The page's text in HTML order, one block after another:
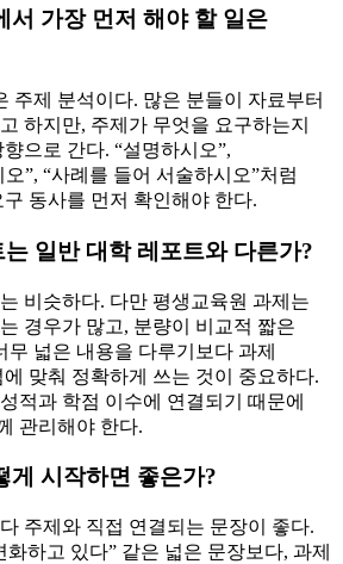
서 가장 먼저 해야 할 일은
주제 분석이다. 많은 분들이 자료부터
하지만, 주제가 무엇을 요구하는지
으로 간다. “설명하시오”,
”, “사례를 들어 서술하시오”처럼
동사를 먼저 확인해야 한다.
일반 대학 레포트와 다른가?
비슷하다. 다만 평생교육원 과제는
경우가 많고, 분량이 비교적 짧은
무 넓은 내용을 다루기보다 과제
맞춰 정확하게 쓰는 것이 중요하다.
적과 학점 이수에 연결되기 때문에
관리해야 한다.
게 시작하면 좋은가?
주제와 직접 연결되는 문장이 좋다.
하고 있다” 같은 넓은 문장보다, 과제